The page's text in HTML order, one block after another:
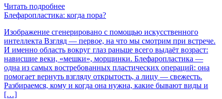
Читать подробнее
Блефаропластика: когда пора?
Изображение сгенерировано с помощью искусственного
интеллекта Взгляд — первое, на что мы смотрим при встрече.
И именно область вокруг глаз раньше всего выдаёт возраст:
нависшие веки, «мешки», морщинки. Блефаропластика —
одна из самых востребованных пластических операций: она
помогает вернуть взгляду открытость, а лицу — свежесть.
Разбираемся, кому и когда она нужна, какие бывают виды и
[…]